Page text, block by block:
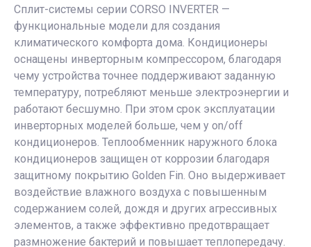
Сплит-системы серии CORSO INVERTER —
функциональные модели для создания
климатического комфорта дома. Кондиционеры
оснащены инверторным компрессором, благодаря
чему устройства точнее поддерживают заданную
температуру, потребляют меньше электроэнергии и
работают бесшумно. При этом срок эксплуатации
инверторных моделей больше, чем у on/off
кондиционеров. Теплообменник наружного блока
кондиционеров защищен от коррозии благодаря
защитному покрытию Golden Fin. Оно выдерживает
воздействие влажного воздуха с повышенным
содержанием солей, дождя и других агрессивных
элементов, а также эффективно предотвращает
размножение бактерий и повышает теплопередачу.